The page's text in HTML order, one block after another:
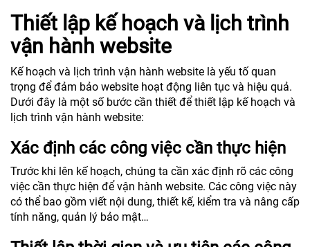
Thiết lập kế hoạch và lịch trình
vận hành website
Kế hoạch và lịch trình vận hành website là yếu tố quan
trọng để đảm bảo website hoạt động liên tục và hiệu quả.
Dưới đây là một số bước cần thiết để thiết lập kế hoạch và
lịch trình vận hành website:
Xác định các công việc cần thực hiện
Trước khi lên kế hoạch, chúng ta cần xác định rõ các công
việc cần thực hiện để vận hành website. Các công việc này
có thể bao gồm viết nội dung, thiết kế, kiểm tra và nâng cấp
tính năng, quản lý bảo mật…